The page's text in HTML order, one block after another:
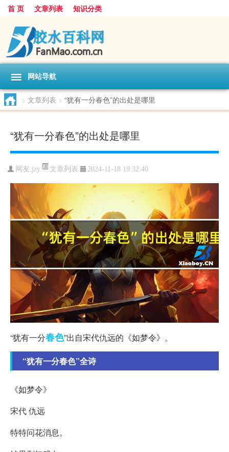
首 页 文章列表 知识分类
网站导航
> 文章列表 > “犹有一分春色”的出处是哪里
“犹有一分春色”的出处是哪里
网友:jzy 文章列表 2024-11-18 19:32:40
“犹有一分春色”出自宋代仇远的《如梦令》。
“犹有一分春色”全诗
《如梦令》
宋代 仇远
特特问花消息。